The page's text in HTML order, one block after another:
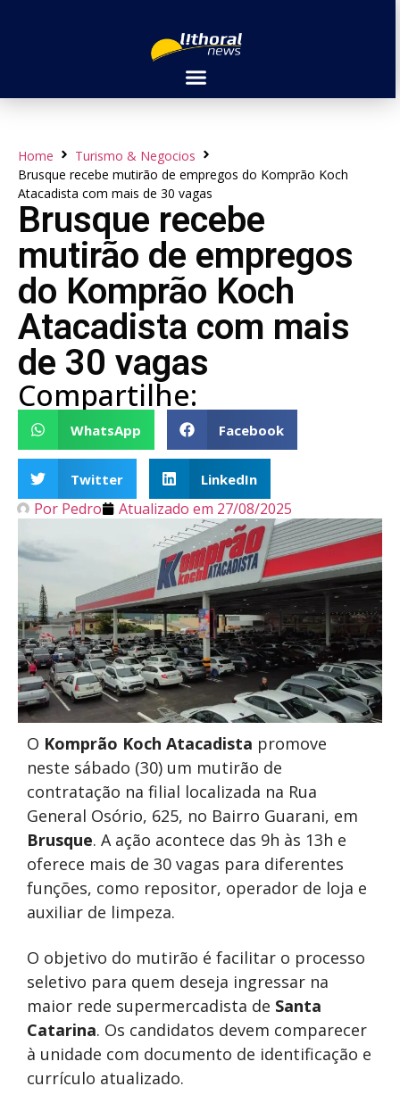
Home
Turismo & Negocios
Brusque recebe mutirão de empregos do Komprão Koch
Atacadista com mais de 30 vagas
Brusque recebe
mutirão de empregos
do Komprão Koch
Atacadista com mais
de 30 vagas
Compartilhe:
WhatsApp Facebook
Twitter LinkedIn
Por Pedro Atualizado em 27/08/2025
O Komprão Koch Atacadista promove
neste sábado (30) um mutirão de
contratação na filial localizada na Rua
General Osório, 625, no Bairro Guarani, em
Brusque. A ação acontece das 9h às 13h e
oferece mais de 30 vagas para diferentes
funções, como repositor, operador de loja e
auxiliar de limpeza.
O objetivo do mutirão é facilitar o processo
seletivo para quem deseja ingressar na
maior rede supermercadista de Santa
Catarina. Os candidatos devem comparecer
à unidade com documento de identificação e
currículo atualizado.